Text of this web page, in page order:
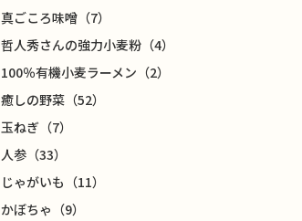
真ごころ味噌 （7）
哲人秀さんの強力小麦粉 （4）
100％有機小麦ラーメン （2）
癒しの野菜 （52）
玉ねぎ （7）
人参 （33）
じゃがいも （11）
かぼちゃ （9）